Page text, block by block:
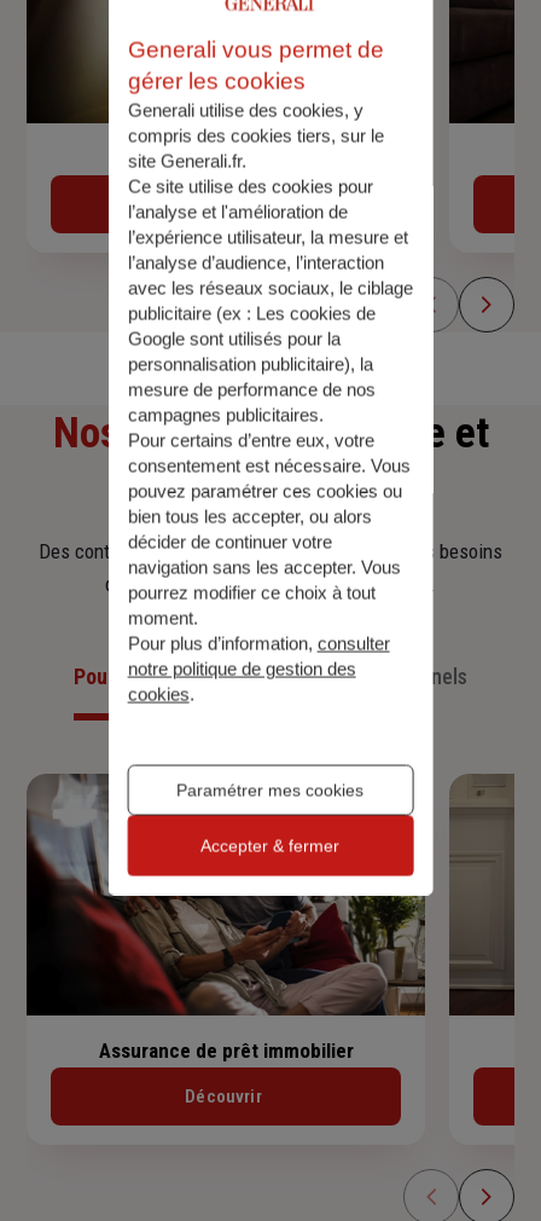
Devis assurance auto
Obtenir une estimation
Nos offresd'assurance et
d'épargne
Des contrats clairs et flexibles pour sécuriser vos besoins
d’aujourd’hui et anticiper ceux de demain.
Pour les particuliersPour les professionnels
Assurance de prêt immobilier
Découvrir
Generali vous permet de
gérer les cookies
Generali utilise des cookies, y
compris des cookies tiers, sur le
site Generali.fr.
Ce site utilise des cookies pour
l’analyse et l'amélioration de
l’expérience utilisateur, la mesure et
l’analyse d’audience, l’interaction
avec les réseaux sociaux, le ciblage
publicitaire (ex : Les cookies de
Google sont utilisés pour la
personnalisation publicitaire), la
mesure de performance de nos
campagnes publicitaires.
Pour certains d’entre eux, votre
consentement est nécessaire. Vous
pouvez paramétrer ces cookies ou
bien tous les accepter, ou alors
décider de continuer votre
navigation sans les accepter. Vous
pourrez modifier ce choix à tout
moment.
Pour plus d’information, consulter
notre politique de gestion des
cookies.
Paramétrer mes cookies
Accepter & fermer